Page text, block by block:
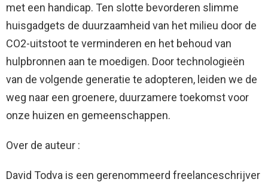
met een handicap. Ten slotte bevorderen slimme
huisgadgets de duurzaamheid van het milieu door de
CO2-uitstoot te verminderen en het behoud van
hulpbronnen aan te moedigen. Door technologieën
van de volgende generatie te adopteren, leiden we de
weg naar een groenere, duurzamere toekomst voor
onze huizen en gemeenschappen.
Over de auteur :
David Todva is een gerenommeerd freelanceschrijver